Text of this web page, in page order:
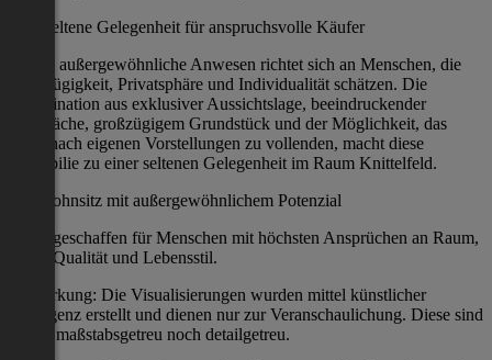
Eine seltene Gelegenheit für anspruchsvolle Käufer
Dieses außergewöhnliche Anwesen richtet sich an Menschen, die
Großzügigkeit, Privatsphäre und Individualität schätzen. Die
Kombination aus exklusiver Aussichtslage, beeindruckender
Nutzfläche, großzügigem Grundstück und der Möglichkeit, das
Haus nach eigenen Vorstellungen zu vollenden, macht diese
Immobilie zu einer seltenen Gelegenheit im Raum Knittelfeld.
Ein Wohnsitz mit außergewöhnlichem Potenzial
geschaffen für Menschen mit höchsten Ansprüchen an Raum,
Qualität und Lebensstil.
Anmerkung: Die Visualisierungen wurden mittel künstlicher
Intelligenz erstellt und dienen nur zur Veranschaulichung. Diese sind
weder maßstabsgetreu noch detailgetreu.